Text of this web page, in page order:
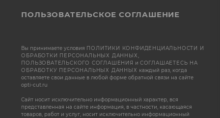
ПОЛЬЗОВАТЕЛЬСКОЕ СОГЛАШЕНИЕ
Вы принимаете условия ПОЛИТИКИ КОНФИДЕНЦИАЛЬНОСТИ И
ОБРАБОТКИ ПЕРСОНАЛЬНЫХ ДАННЫХ,
ПОЛЬЗОВАТЕЛЬСКОГО СОГЛАШЕНИЯ и СОГЛАШАЕТЕСЬ НА
ОБРАБОТКУ ПЕРСОНАЛЬНЫХ ДАННЫХ каждый раз, когда
оставляете свои данные в любой форме обратной связи на сайте
opti-cut.ru
Сайт носит исключительно информационный характер, вся
представленная на сайте информация, в частности, касающаяся
товаров, работ и услуг, носит исключительно информационный